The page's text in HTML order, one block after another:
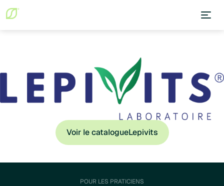
Voir le catalogueLepivits
POUR LES PRATICIENS